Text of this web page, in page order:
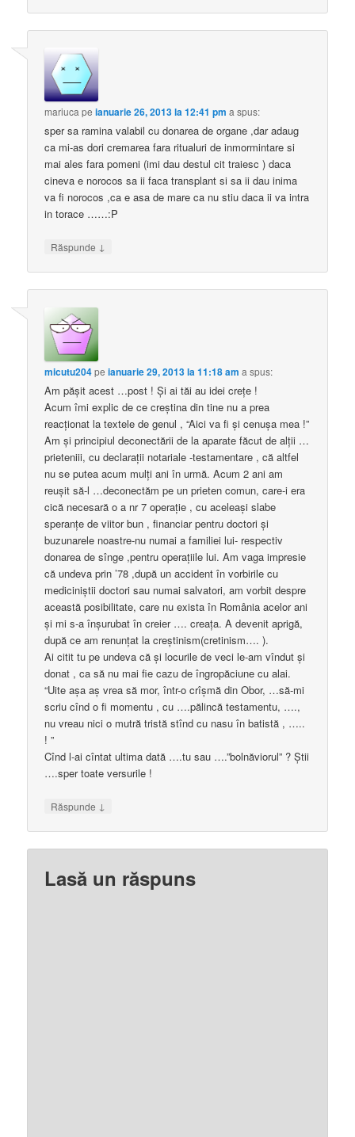
mariuca peianuarie 26, 2013 la 12:41 pm a spus:
sper sa ramina valabil cu donarea de organe ,dar adaug
ca mi-as dori cremarea fara ritualuri de inmormintare si
mai ales fara pomeni (imi dau destul cit traiesc ) daca
cineva e norocos sa ii faca transplant si sa ii dau inima
va fi norocos ,ca e asa de mare ca nu stiu daca ii va intra
in torace ……:P
Răspunde ↓
micutu204peianuarie 29, 2013 la 11:18 am a spus:
Am păşit acest …post ! Şi ai tăi au idei creţe !
Acum îmi explic de ce creştina din tine nu a prea
reacţionat la textele de genul , “Aici va fi şi cenuşa mea !”
Am şi principiul deconectării de la aparate făcut de alţii …
prieteniii, cu declaraţii notariale -testamentare , că altfel
nu se putea acum mulţi ani în urmă. Acum 2 ani am
reuşit să-l …deconectăm pe un prieten comun, care-i era
cică necesară o a nr 7 operaţie , cu aceleaşi slabe
speranţe de viitor bun , financiar pentru doctori şi
buzunarele noastre-nu numai a familiei lui- respectiv
donarea de sînge ,pentru operaţiile lui. Am vaga impresie
că undeva prin ’78 ,după un accident în vorbirile cu
mediciniştii doctori sau numai salvatori, am vorbit despre
această posibilitate, care nu exista în România acelor ani
şi mi s-a înşurubat în creier …. creaţa. A devenit aprigă,
după ce am renunţat la creştinism(cretinism…. ).
Ai citit tu pe undeva că şi locurile de veci le-am vîndut şi
donat , ca să nu mai fie cazu de îngropăciune cu alai.
“Uite aşa aş vrea să mor, într-o crîşmă din Obor, …să-mi
scriu cînd o fi momentu , cu ….pălincă testamentu, ….,
nu vreau nici o mutră tristă stînd cu nasu în batistă , …..
! ”
Cînd l-ai cîntat ultima dată ….tu sau ….”bolnăviorul” ? Ştii
….sper toate versurile !
Răspunde ↓
Lasă un răspuns